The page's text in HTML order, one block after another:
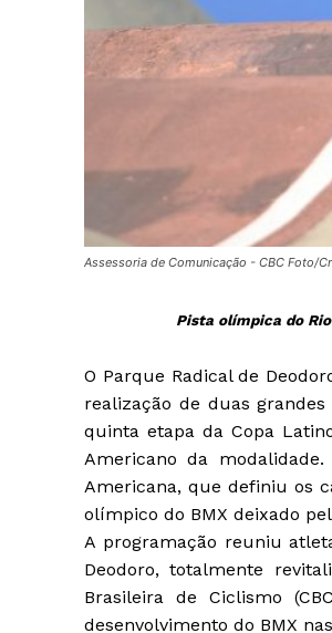
Assessoria de Comunicação - CBC Foto/
Pista olímpica do
O Parque Radical de
realização de duas
quinta etapa da Copa
Americano da
Americana, que definiu os
olímpico do BMX deixado
A programação reuniu
Deodoro, totalmente
Brasileira de Ciclismo
desenvolvimento do BMX